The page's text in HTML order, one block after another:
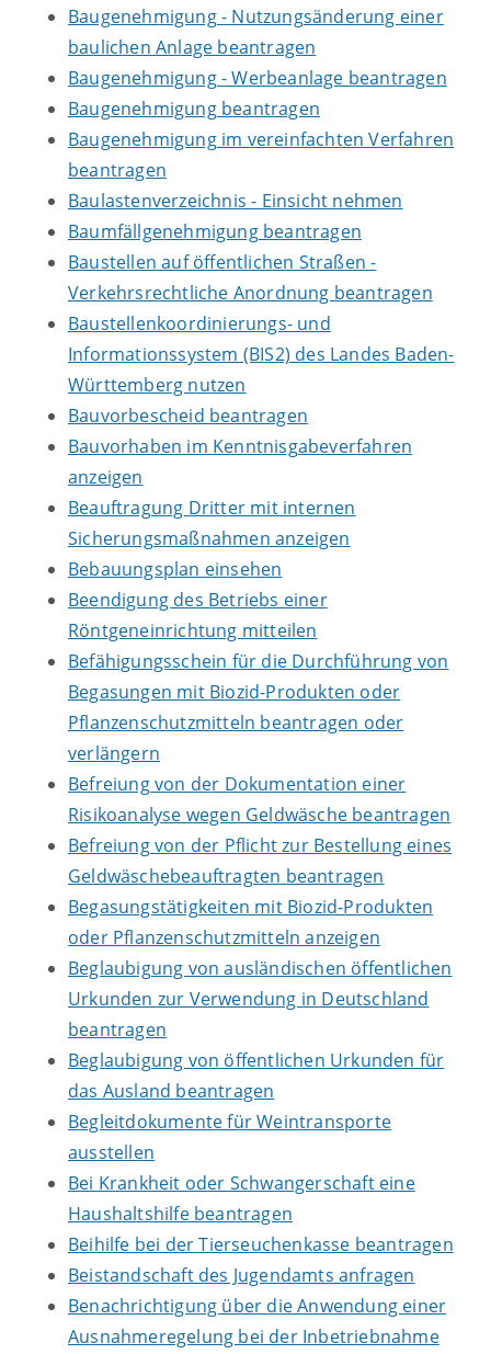
Baugenehmigung - Nutzungsänderung einer
baulichen Anlage beantragen
Baugenehmigung - Werbeanlage beantragen
Baugenehmigung beantragen
Baugenehmigung im vereinfachten Verfahren
beantragen
Baulastenverzeichnis - Einsicht nehmen
Baumfällgenehmigung beantragen
Baustellen auf öffentlichen Straßen -
Verkehrsrechtliche Anordnung beantragen
Baustellenkoordinierungs- und
Informationssystem (BIS2) des Landes Baden-
Württemberg nutzen
Bauvorbescheid beantragen
Bauvorhaben im Kenntnisgabeverfahren
anzeigen
Beauftragung Dritter mit internen
Sicherungsmaßnahmen anzeigen
Bebauungsplan einsehen
Beendigung des Betriebs einer
Röntgeneinrichtung mitteilen
Befähigungsschein für die Durchführung von
Begasungen mit Biozid-Produkten oder
Pflanzenschutzmitteln beantragen oder
verlängern
Befreiung von der Dokumentation einer
Risikoanalyse wegen Geldwäsche beantragen
Befreiung von der Pflicht zur Bestellung eines
Geldwäschebeauftragten beantragen
Begasungstätigkeiten mit Biozid-Produkten
oder Pflanzenschutzmitteln anzeigen
Beglaubigung von ausländischen öffentlichen
Urkunden zur Verwendung in Deutschland
beantragen
Beglaubigung von öffentlichen Urkunden für
das Ausland beantragen
Begleitdokumente für Weintransporte
ausstellen
Bei Krankheit oder Schwangerschaft eine
Haushaltshilfe beantragen
Beihilfe bei der Tierseuchenkasse beantragen
Beistandschaft des Jugendamts anfragen
Benachrichtigung über die Anwendung einer
Ausnahmeregelung bei der Inbetriebnahme